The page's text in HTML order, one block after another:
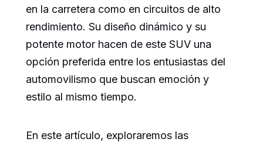
en la carretera como en circuitos de alto
rendimiento. Su diseño dinámico y su
potente motor hacen de este SUV una
opción preferida entre los entusiastas del
automovilismo que buscan emoción y
estilo al mismo tiempo.
En este artículo, exploraremos las